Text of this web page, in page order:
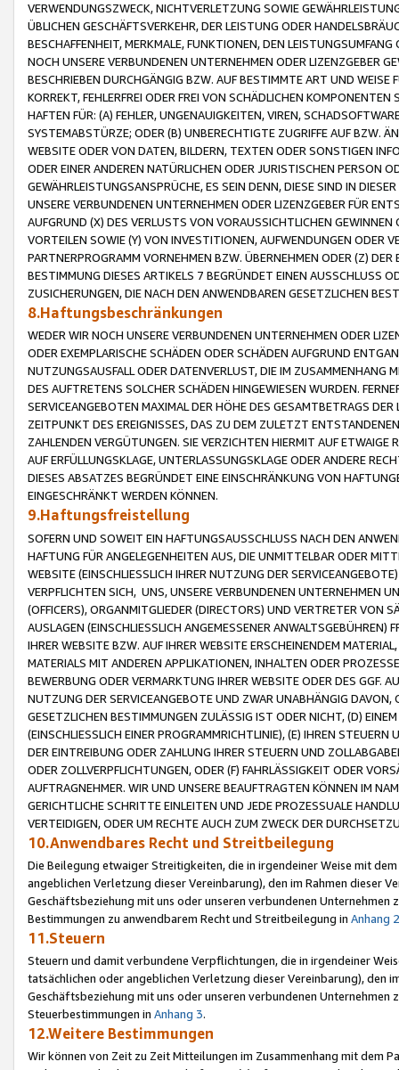
VERWENDUNGSZWECK, NICHTVERLETZUNG SOWIE
ÜBLICHEN GESCHÄFTSVERKEHR, DER LEISTUNG ODER
BESCHAFFENHEIT, MERKMALE, FUNKTIONEN, DEN
NOCH UNSERE VERBUNDENEN UNTERNEHMEN ODER LIZENZGEBER
BESCHRIEBEN DURCHGÄNGIG BZW. AUF BESTIMMTE ART UND
KORREKT, FEHLERFREI ODER FREI VON SCHÄDLICHEN
HAFTEN FÜR: (A) FEHLER, UNGENAUIGKEITEN, VIREN,
SYSTEMABSTÜRZE; ODER (B) UNBERECHTIGTE ZUGRIFFE AUF BZW.
WEBSITE ODER VON DATEN, BILDERN, TEXTEN ODER SONSTIGEN
ODER EINER ANDEREN NATÜRLICHEN ODER JURISTISCHEN PERSON
GEWÄHRLEISTUNGSANSPRÜCHE, ES SEIN DENN, DIESE SIND IN
UNSERE VERBUNDENEN UNTERNEHMEN ODER LIZENZGEBER FÜR
AUFGRUND (X) DES VERLUSTS VON VORAUSSICHTLICHEN
VORTEILEN SOWIE (Y) VON INVESTITIONEN, AUFWENDUNGEN ODER
PARTNERPROGRAMM VORNEHMEN BZW. ÜBERNEHMEN ODER (Z)
BESTIMMUNG DIESES ARTIKELS 7 BEGRÜNDET EINEN AUSSCHLUSS
ZUSICHERUNGEN, DIE NACH DEN ANWENDBAREN GESETZLICHEN
8.Haftungsbeschränkungen
WEDER WIR NOCH UNSERE VERBUNDENEN UNTERNEHMEN ODER
ODER EXEMPLARISCHE SCHÄDEN ODER SCHÄDEN AUFGRUND
NUTZUNGSAUSFALL ODER DATENVERLUST, DIE IM ZUSAMMENHANG
DES AUFTRETENS SOLCHER SCHÄDEN HINGEWIESEN WURDEN.
SERVICEANGEBOTEN MAXIMAL DER HÖHE DES GESAMTBETRAGS
ZEITPUNKT DES EREIGNISSES, DAS ZU DEM ZULETZT
ZAHLENDEN VERGÜTUNGEN. SIE VERZICHTEN HIERMIT AUF
AUF ERFÜLLUNGSKLAGE, UNTERLASSUNGSKLAGE ODER ANDERE
DIESES ABSATZES BEGRÜNDET EINE EINSCHRÄNKUNG VON
EINGESCHRÄNKT WERDEN KÖNNEN.
9.Haftungsfreistellung
SOFERN UND SOWEIT EIN HAFTUNGSAUSSCHLUSS NACH DEN
HAFTUNG FÜR ANGELEGENHEITEN AUS, DIE UNMITTELBAR ODER
WEBSITE (EINSCHLIESSLICH IHRER NUTZUNG DER
VERPFLICHTEN SICH, UNS, UNSERE VERBUNDENEN UNTERNEHMEN
(OFFICERS), ORGANMITGLIEDER (DIRECTORS) UND VERTRETER VON
AUSLAGEN (EINSCHLIESSLICH ANGEMESSENER
IHRER WEBSITE BZW. AUF IHRER WEBSITE ERSCHEINENDEM
MATERIALS MIT ANDEREN APPLIKATIONEN, INHALTEN ODER
BEWERBUNG ODER VERMARKTUNG IHRER WEBSITE ODER DES GGF.
NUTZUNG DER SERVICEANGEBOTE UND ZWAR UNABHÄNGIG
GESETZLICHEN BESTIMMUNGEN ZULÄSSIG IST ODER NICHT, (D)
(EINSCHLIESSLICH EINER PROGRAMMRICHTLINIE), (E) IHREN
DER EINTREIBUNG ODER ZAHLUNG IHRER STEUERN UND
ODER ZOLLVERPFLICHTUNGEN, ODER (F) FAHRLÄSSIGKEIT ODER
AUFTRAGNEHMER. WIR UND UNSERE BEAUFTRAGTEN KÖNNEN IM
GERICHTLICHE SCHRITTE EINLEITEN UND JEDE PROZESSUALE
VERTEIDIGEN, ODER UM RECHTE AUCH ZUM ZWECK DER
10.Anwendbares Recht und Streitbeilegung
Die Beilegung etwaiger Streitigkeiten, die in irgendeiner Weise mit
angeblichen Verletzung dieser Vereinbarung), den im Rahmen dieser
Geschäftsbeziehung mit uns oder unseren verbundenen
Bestimmungen zu anwendbarem Recht und Streitbeilegung in Anhang 2
11.Steuern
Steuern und damit verbundene Verpflichtungen, die in irgendeiner
tatsächlichen oder angeblichen Verletzung dieser Vereinbarung), den
Geschäftsbeziehung mit uns oder unseren verbundenen
Steuerbestimmungen in Anhang 3.
12.Weitere Bestimmungen
Wir können von Zeit zu Zeit Mitteilungen im Zusammenhang mit dem